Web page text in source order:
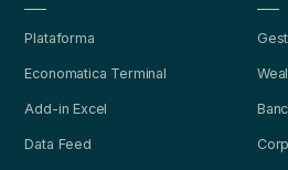
Plataforma
Economatica Terminal
Add-in Excel
Data Feed